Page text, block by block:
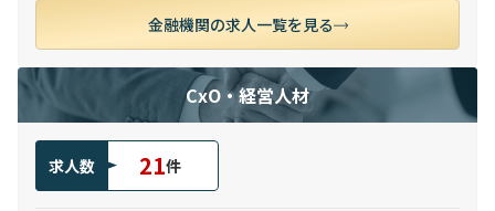
金融機関の求人一覧を見る
CxO・経営人材
求人数 21件